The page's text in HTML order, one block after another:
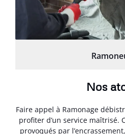
Nos
Faire appel à Ramonage
profiter d’un service maîtrisé.
provoqués par